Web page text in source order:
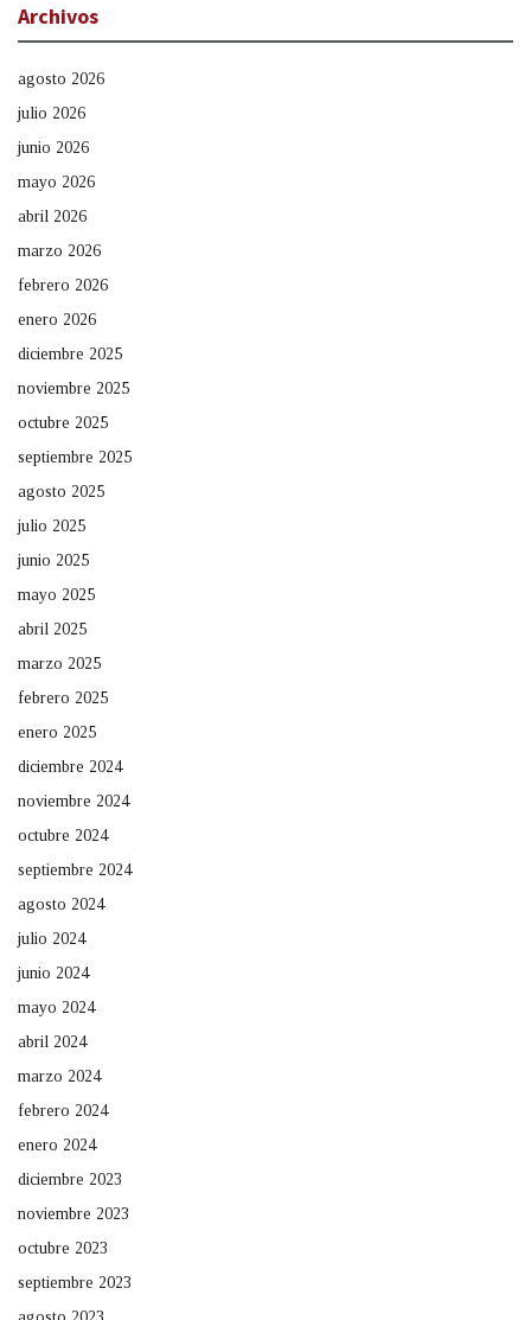
Archivos
agosto 2026
julio 2026
junio 2026
mayo 2026
abril 2026
marzo 2026
febrero 2026
enero 2026
diciembre 2025
noviembre 2025
octubre 2025
septiembre 2025
agosto 2025
julio 2025
junio 2025
mayo 2025
abril 2025
marzo 2025
febrero 2025
enero 2025
diciembre 2024
noviembre 2024
octubre 2024
septiembre 2024
agosto 2024
julio 2024
junio 2024
mayo 2024
abril 2024
marzo 2024
febrero 2024
enero 2024
diciembre 2023
noviembre 2023
octubre 2023
septiembre 2023